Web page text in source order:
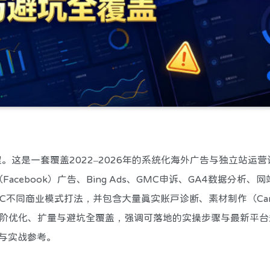
这是一套覆盖2022–2026年​的系统化海外广告与独立站运营
）广告、Bing Ads、GMC申诉、GA4数据分析、网
同商业模式打法，并包含大量真实账户诊断、素材制作（
优化、扩量与避坑全覆盖，强调可落地的实操步骤与最新平
实战参考。